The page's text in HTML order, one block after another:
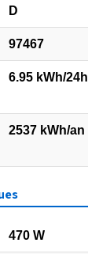
D
97467
6.95 kWh/24h
2537 kWh/an
470 W